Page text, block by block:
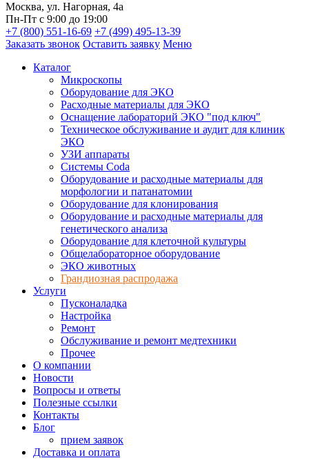
Москва, ул. Нагорная, 4а
Пн-Пт с 9:00 до 19:00
+7 (800) 551-16-69 +7 (499) 495-13-39
Заказать звонок Оставить заявку Меню
Каталог
Микроскопы
Оборудование для ЭКО
Расходные материалы для ЭКО
Оснащение лабораторий ЭКО "под ключ"
Техническое обслуживание и аудит для клиник
ЭКО
УЗИ аппараты
Системы Coda
Оборудование и расходные материалы для
морфологии и патанатомии
Оборудование для клонирования
Оборудование и расходные материалы для
генетического анализа
Оборудование для клеточной культуры
Общелабораторное оборудование
ЭКО животных
Грандиозная распродажа
Услуги
Пусконаладка
Настройка
Ремонт
Обслуживание и ремонт медтехники
Прочее
О компании
Новости
Вопросы и ответы
Полезные ссылки
Контакты
Блог
прием заявок
Доставка и оплата